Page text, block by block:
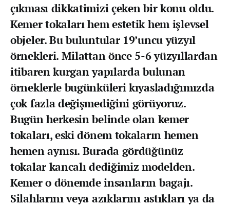
çıkması dikkatimizi çeken bir konu oldu.
Kemer tokaları hem estetik hem işlevsel
objeler. Bu buluntular 19’uncu yüzyıl
örnekleri. Milattan önce 5-6 yüzyıllardan
itibaren kurgan yapılarda bulunan
örneklerle bugünküleri kıyasladığımızda
çok fazla değişmediğini görüyoruz.
Bugün herkesin belinde olan kemer
tokaları, eski dönem tokaların hemen
hemen aynısı. Burada gördüğünüz
tokalar kancalı dediğimiz modelden.
Kemer o dönemde insanların bagajı.
Silahlarını veya azıklarını astıkları ya da